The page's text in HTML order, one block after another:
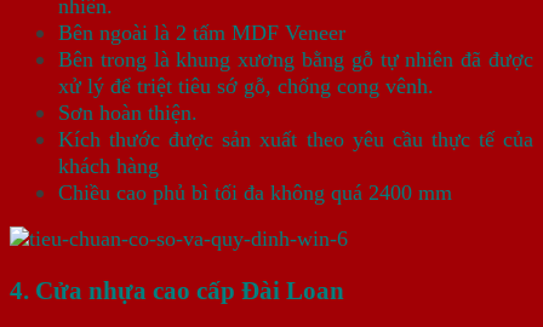
nhiên.
Bên ngoài là 2 tấm MDF Veneer
Bên trong là khung xương bằng gỗ tự nhiên đã được
xử lý để triệt tiêu sớ gỗ, chống cong vênh.
Sơn hoàn thiện.
Kích thước được sản xuất theo yêu cầu thực tế của
khách hàng
Chiều cao phủ bì tối đa không quá 2400 mm
4. Cửa nhựa cao cấp Đài Loan